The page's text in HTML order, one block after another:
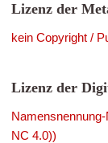
Lizenz der
kein Copyright /
Lizenz der
NC 4.0))